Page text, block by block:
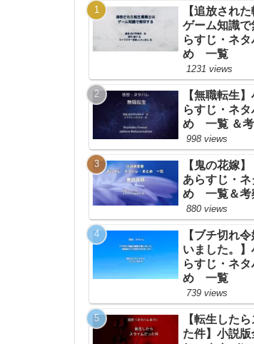
【追放され
ゲーム知識
らすじ・ネ
め 一覧
1231 views
【無職転生
らすじ・ネ
め 一覧 ＆
998 views
【鬼の花嫁
あらすじ・
め 一覧＆考
880 views
【ブチ切れ
いました。
らすじ・ネ
め 一覧
739 views
【転生した
た件】小説